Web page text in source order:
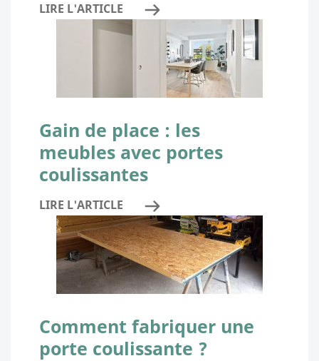
LIRE L'ARTICLE
Gain de place : les
meubles avec portes
coulissantes
LIRE L'ARTICLE
Comment fabriquer une
porte coulissante ?